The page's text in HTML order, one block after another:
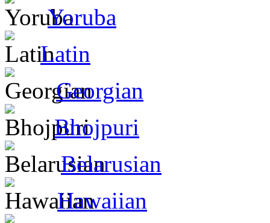
Yoruba
Latin
Georgian
Bhojpuri
Belarusian
Hawaiian